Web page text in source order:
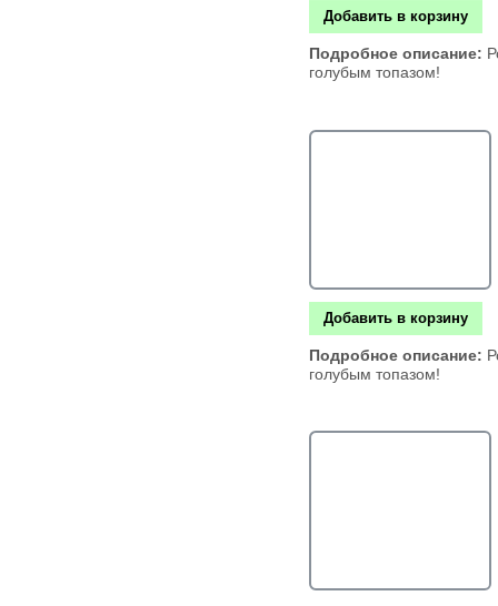
Добавить в корзину
Подробное описание:
голубым топазом!
Добавить в корзину
Подробное описание:
голубым топазом!